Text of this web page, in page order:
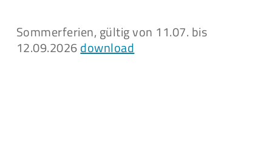
Sommerferien, gültig von 11.07. bis
12.09.2026download